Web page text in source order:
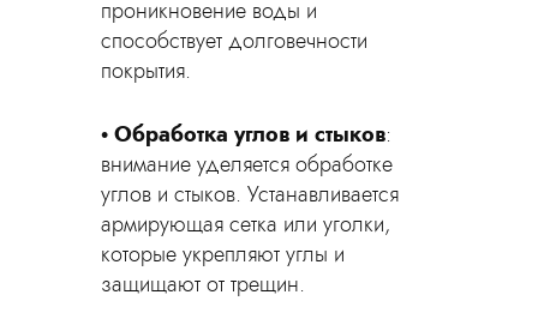
проникновение воды и
способствует долговечности
покрытия.
Обработка углов и стыков:
внимание уделяется обработке
углов и стыков. Устанавливается
армирующая сетка или уголки,
которые укрепляют углы и
защищают от трещин.